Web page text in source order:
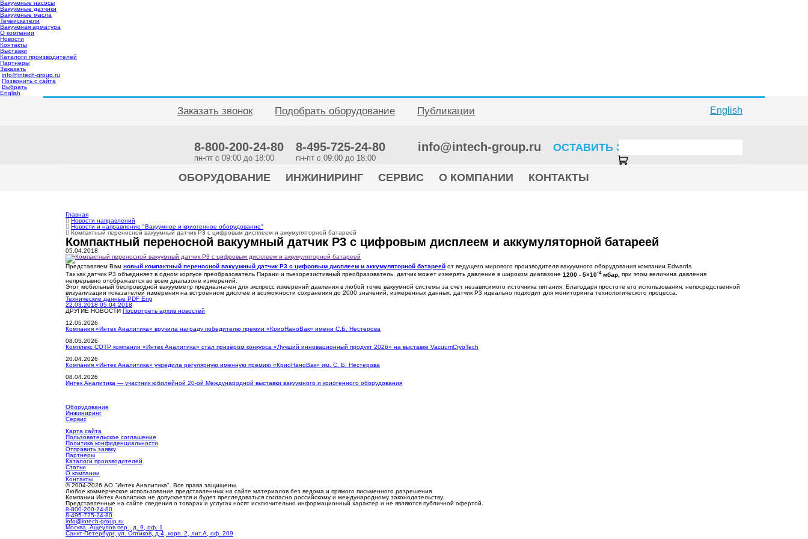
Вакуумные насосы
Вакуумные датчики
Вакуумные масла
Течеискатели
Вакуумная арматура
О компании
Новости
Контакты
Выставки
Каталоги производителей
Партнеры
Заказать
info@intech-group.ru
Позвонить с сайта
Выбрать
English
English
Заказать звонок Подобрать оборудование Публикации
8-800-200-24-80
пн-пт c 09:00 до 18:00
8-495-725-24-80
пн-пт c 09:00 до 18:00
info@intech-group.ru ОСТАВИТЬ ЗАЯВКУ
ОБОРУДОВАНИЕ ИНЖИНИРИНГ СЕРВИС О КОМПАНИИ КОНТАКТЫ
Главная
Новости направлений
Новости и направление "Вакуумное и криогенное оборудование"
Компактный переносной вакуумный датчик P3 с цифровым дисплеем и аккумуляторной батареей
Компактный переносной вакуумный датчик P3 с цифровым дисплеем и аккумуляторной батареей
05.04.2018
Представляем Вам новый компактный переносной вакуумный датчик P3 с цифровым дисплеем и аккумуляторной батареей от ведущего мирового производителя вакуумного оборудования компании Edwards.
Так как датчик Р3 объединяет в одном корпусе преобразователь Пирани и пьезорезистивный преобразователь, датчик может измерять давление в широком диапазоне 1200 - 5×10-4мбар, при этом величина давления
непрерывно отображается во всем диапазоне измерений.
Этот мобильный беспроводной вакуумметр предназначен для экспресс измерений давления в любой точке вакуумной системы за счет независимого источника питания. Благодаря простоте его использования, непосредственной
визуализации показателей измерения на встроенном дисплее и возможности сохранения до 2000 значений, измеренных данных, датчик Р3 идеально подходит для мониторинга технологического процесса.
Технические данные PDF Eng
22.03.2018 05.04.2018
ДРУГИЕ НОВОСТИ Посмотреть архив новостей
12.05.2026
Компания «Интек Аналитика» вручила награду победителю премии «КриоНаноВак» имени С.Б. Нестерова
08.05.2026
Комплекс СОТР компании «Интек Аналитика» стал призёром конкурса «Лучший инновационный продукт 2026» на выставке VacuumCryoTech
20.04.2026
Компания «Интек Аналитика» учредила регулярную именную премию «КриоНаноВак» им. С. Б. Нестерова
08.04.2026
Интек Аналитика — участник юбилейной 20-ой Международной выставки вакуумного и криогенного оборудования
Оборудование
Инжиниринг
Сервис
Карта сайта
Пользовательское соглашение
Политика конфиденциальности
Отправить заявку
Партнеры
Каталоги производителей
Статьи
О компании
Контакты
© 2004-2026 АО "Интек Аналитика". Все права защищены.
Любое коммерческое использование представленных на сайте материалов без ведома и прямого письменного разрешения
Компании Интек Аналитика не допускается и будет преследоваться согласно российскому и международному законодательству.
Представленные на сайте сведения о товарах и услугах носят исключительно информационный характер и не являются публичной офертой.
8-800-200-24-80
8-495-725-24-80
info@intech-group.ru
Москва, Ащеулов пер., д. 9, оф. 1
Санкт-Петербург, ул. Оптиков, д.4, корп. 2, лит.А, оф. 209